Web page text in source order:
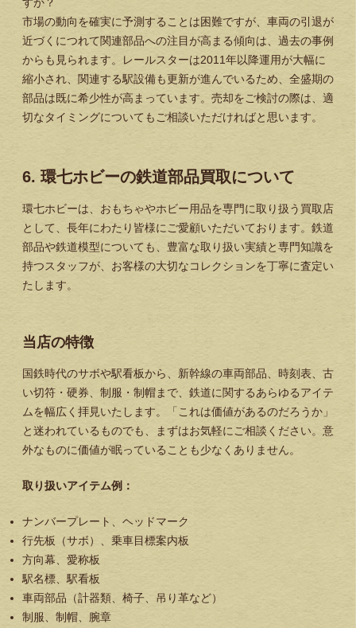
すか？
市場の動向を確実に予測することは困難ですが、車両の引退が
近づくにつれて関連部品への注目が高まる傾向は、過去の事例
からも見られます。レールスターは2011年以降運用が大幅に
縮小され、関連する駅設備も更新が進んでいるため、全盛期の
部品は既に希少性が高まっています。売却をご検討の際は、適
切なタイミングについてもご相談いただければと思います。
6. 環七ホビーの鉄道部品買取について
環七ホビーは、おもちゃやホビー用品を専門に取り扱う買取店
として、長年にわたり皆様にご愛顧いただいております。鉄道
部品や鉄道模型についても、豊富な取り扱い実績と専門知識を
持つスタッフが、お客様の大切なコレクションを丁寧に査定い
たします。
当店の特徴
国鉄時代のサボや駅看板から、新幹線の車両部品、時刻表、古
い切符・硬券、制服・制帽まで、鉄道に関するあらゆるアイテ
ムを幅広く拝見いたします。「これは価値があるのだろうか」
と迷われているものでも、まずはお気軽にご相談ください。意
外なものに価値が眠っていることも少なくありません。
取り扱いアイテム例：
ナンバープレート、ヘッドマーク
行先板（サボ）、乗車目標案内板
方向幕、愛称板
駅名標、駅看板
車両部品（計器類、椅子、吊り革など）
制服、制帽、腕章